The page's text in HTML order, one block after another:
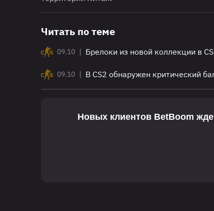
Читать по теме
09.10 | Брелоки из новой коллекции в
09.10 | В CS2 обнаружен критический
Новых клиентов BetBoom